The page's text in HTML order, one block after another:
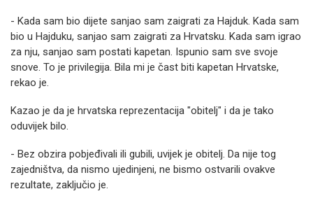
- Kada sam bio dijete sanjao sam zaigrati za Hajduk. Kada sam
bio u Hajduku, sanjao sam zaigrati za Hrvatsku. Kada sam igrao
za nju, sanjao sam postati kapetan. Ispunio sam sve svoje
snove. To je privilegija. Bila mi je čast biti kapetan Hrvatske,
rekao je.
Kazao je da je hrvatska reprezentacija "obitelj" i da je tako
oduvijek bilo.
- Bez obzira pobjeđivali ili gubili, uvijek je obitelj. Da nije tog
zajedništva, da nismo ujedinjeni, ne bismo ostvarili ovakve
rezultate, zaključio je.